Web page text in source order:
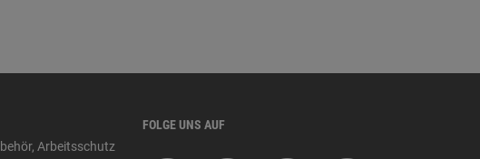
Arbeitsschutz
FOLGE UNS AUF